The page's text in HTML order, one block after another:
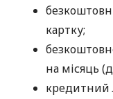
картку;
на місяць
кредитний